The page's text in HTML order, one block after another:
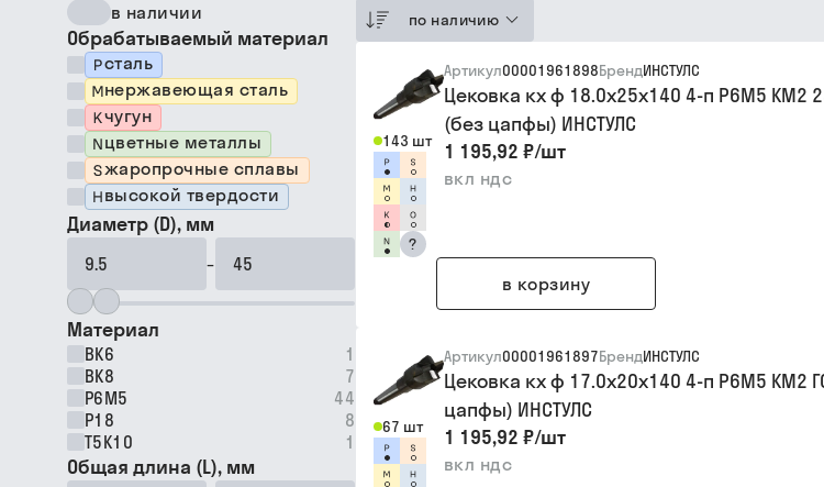
в наличии
Обрабатываемый материал
сталь
нержавеющая сталь
чугун
цветные металлы
жаропрочные сплавы
высокой твердости
Диаметр (D), мм
–
Материал
ВК6
1
ВК8
7
Р6М5
44
Р18
8
Т5К10
1
Общая длина (L), мм
по наличию
143 шт
?
Артикул00001961898БрендИНСТУЛС
Цековка кх ф 18.0х25х140 4-п Р6М5
(без цапфы) ИНСТУЛС
1 195,92 ₽/шт
вкл ндс
в корзину
67 шт
Артикул00001961897БрендИНСТУЛС
Цековка кх ф 17.0х20х140 4-п Р6М5
цапфы) ИНСТУЛС
1 195,92 ₽/шт
вкл ндс